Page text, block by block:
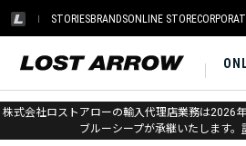
STORIESBRANDSONLINE STORE
株式会社ロストアローの輸入代理店業務は2026
ブルーシープが承継いたします。
ホーム > シートゥサミット > アウトドアギア